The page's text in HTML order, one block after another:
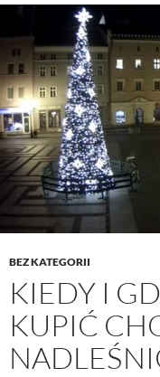
BEZ KATEGORII
KIEDY I
KUPIĆ